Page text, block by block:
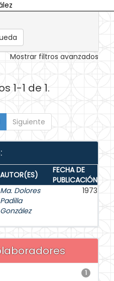
Mostrar filtros avanzados
1-1 de 1.
Siguiente
AUTOR(ES)
FECHA DE
PUBLICACIÓN
Ma. Dolores
Padilla
González
1973
1